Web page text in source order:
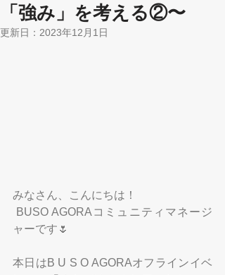
「強み」を考える②〜
更新日： 2023年12月1日
みなさん、こんにちは！
ャーです🌷
本日はB U S O AGORAオフラインイベ